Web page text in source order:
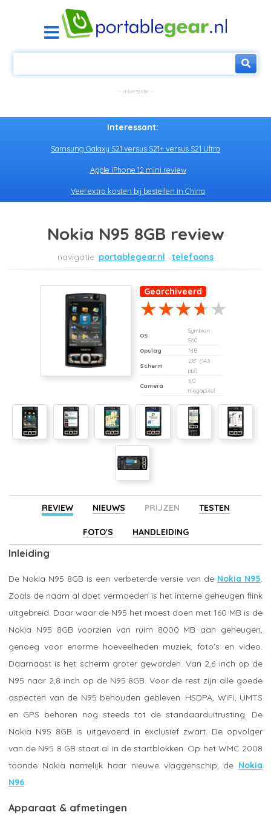
Interessant:
Samsung Galaxy S21 versus S21+ versus S21 Ultra
Apple iPhone 12 mini review
Veel extra kosten bij bestellen in China
Nokia N95 8GB review
portablegear.nl telefoons
Gearchiveerd
OS
Symbian
S60
Opslag
MB
Scherm
2,8" (143
ppi)
Camera
5,0
megapixel
REVIEW NIEUWS PRIJZEN TESTEN
FOTO'S HANDLEIDING
Inleiding
De Nokia N95 8GB is een verbeterde versie van de Nokia N95
Zoals de naam al doet vermoeden is het interne geheugen flink
uitgebreid. Daar waar de N95 het moest doen met 160 MB is de
Nokia N95 8GB voorzien van ruim 8000 MB aan geheugen,
genoeg voor enorme hoeveelheden muziek, foto's en video.
Daarnaast is het scherm groter geworden. Van 2,6 inch op de
N95 naar 2,8 inch op de N95 8GB. Voor de rest zijn alle goede
aspecten van de N95 behouden gebleven. HSDPA, WiFi, UMTS
en GPS behoren nog steeds tot de standaarduitrusting. De
Nokia N95 8GB is uitgevoerd in exclusief zwart. De opvolger
van de N95 8 GB staat al in de startblokken. Op het WMC 2008
toonde Nokia namelijk haar nieuwe vlaggenschip, de Nokia
N96
Apparaat & afmetingen